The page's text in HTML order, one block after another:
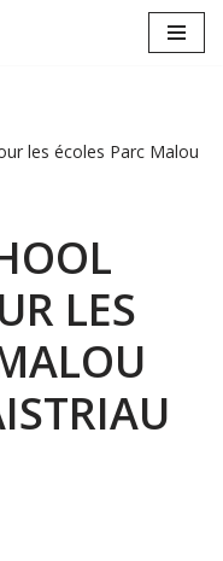
les écoles Parc Malou
LES